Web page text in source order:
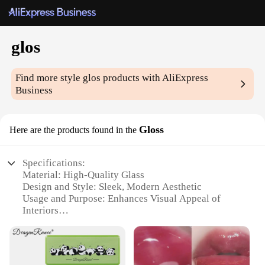
glos
Find more style glos products with AliExpress
Business
Here are the products found in the Gloss
Specifications:
Material: High-Quality Glass
Design and Style: Sleek, Modern Aesthetic
Usage and Purpose: Enhances Visual Appeal of
Interiors
Office Spaces, and Commercial Settings
Shape or Size or Weight or Quantity: Available in
Various Sizes and Quantities